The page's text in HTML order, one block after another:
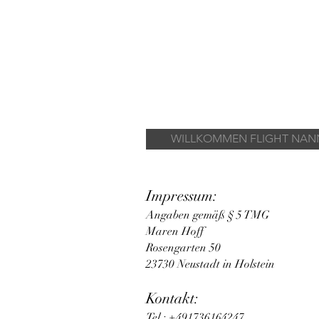
WILLKOMMEN FLIGHT
Impressum:
Angaben gemäß § 5 TMG
Maren Hoff
Rosengarten 50
23730 Neustadt in Holstein
Kontakt: